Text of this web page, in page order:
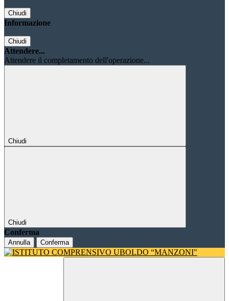
Chiudi
Informazione
Chiudi
Attendere...
Attendere il completamento dell'operazione...
Chiudi
Chiudi
Conferma
Annulla Conferma